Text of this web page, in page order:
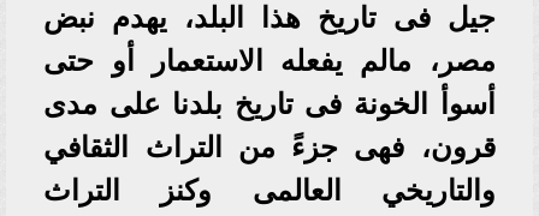
جيل فى تاريخ هذا البلد، يهدم نبض
مصر، مالم يفعله الاستعمار أو حتى
أسوأ الخونة فى تاريخ بلدنا على مدى
قرون، فهى جزءً من التراث الثقافي
والتاريخي العالمى وكنز التراث